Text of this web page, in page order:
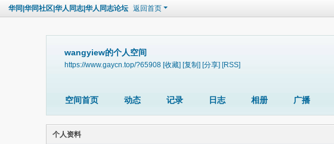
华同|华同社区|华人同志|华人同志论坛 返回首页
wangyiew的个人空间
https://www.gaycn.top/?65908 [收藏] [复制] [分享] [RSS]
空间首页 动态 记录 日志 相册 广播
个人资料